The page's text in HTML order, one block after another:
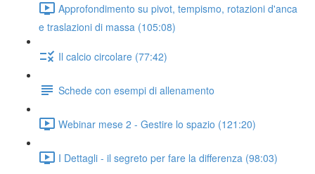
Approfondimento su pivot, tempismo, rotazioni d'anca
e traslazioni di massa (105:08)
Il calcio circolare (77:42)
Schede con esempi di allenamento
Webinar mese 2 - Gestire lo spazio (121:20)
I Dettagli - il segreto per fare la differenza (98:03)